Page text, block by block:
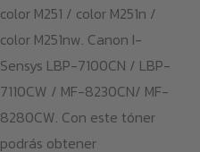
color M251 / color M251n /
color M251nw. Canon I-
Sensys LBP-7100CN / LBP-
7110CW / MF-8230CN/ MF-
8280CW. Con este tóner
podrás obtener